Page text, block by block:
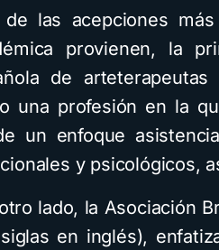
de las acepciones
provienen, la
de
una profesión en la
un enfoque
y psicológicos,
lado, la Asociación
en inglés),